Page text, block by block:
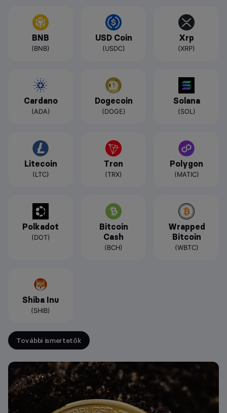
BNB
(BNB)
USD Coin
(USDC)
Xrp
(XRP)
Cardano
(ADA)
Dogecoin
(DOGE)
Solana
(SOL)
Litecoin
(LTC)
Tron
(TRX)
Polygon
(MATIC)
Polkadot
(DOT)
Bitcoin
Cash
(BCH)
Wrapped
Bitcoin
(WBTC)
Shiba Inu
(SHIB)
További ismertetők